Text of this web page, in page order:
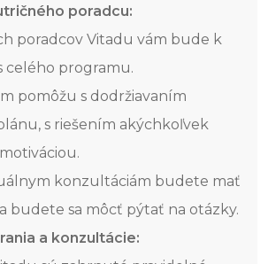
poradcu:
poradcov Vitadu vám bude k
celého programu.
pomôžu s dodržiavaním
s riešením akýchkoľvek
konzultáciám budete mať
budete sa môcť pýtať na otázky.
a konzultácie: